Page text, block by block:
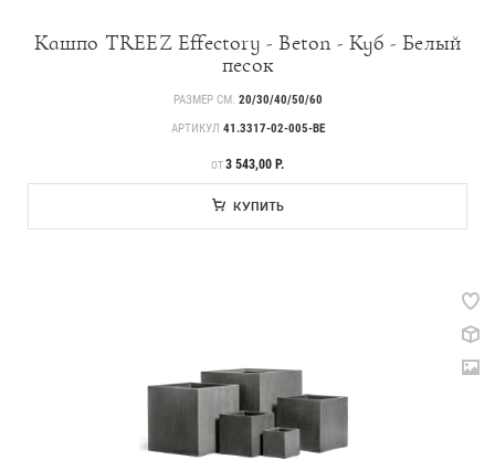
Кашпо TREEZ Effectory - Beton - Куб - Белый
песок
РАЗМЕР СМ. 20/30/40/50/60
АРТИКУЛ 41.3317-02-005-BE
ЦЕНА
ОТ3 543,00 Р.
КУПИТЬ